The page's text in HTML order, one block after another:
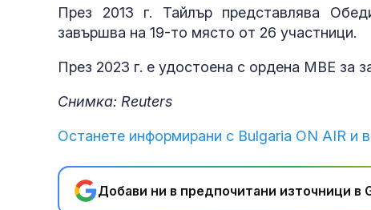
През 2013 г. Тайлър представлява
завършва на 19-то място от 26 участници.
През 2023 г. е удостоена с ордена MBE за
Снимка: Reuters
Останете информирани с Bulgaria ON AIR и
Добави ни в предпочитани източници в